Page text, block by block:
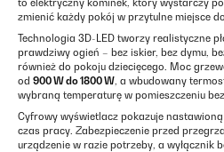
to elektryczny kominek, który wystarczy
zmienić każdy pokój w przytulne miejsce
Technologia 3D-LED tworzy realistyczne
prawdziwy ogień – bez iskier, bez dymu,
również do pokoju dziecięcego. Moc
od 900 W do 1800 W, a wbudowany
wybraną temperaturę w pomieszczeniu
Cyfrowy wyświetlacz pokazuje
czas pracy. Zabezpieczenie przed
urządzenie w razie potrzeby, a wyłącznik